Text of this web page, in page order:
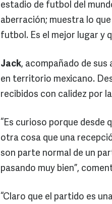
estadio de futbol del
aberración; muestra lo
futbol. Es el mejor lugar y
Jack, acompañado de
en territorio mexicano.
recibidos con calidez por
“Es curioso porque
otra cosa que una
son parte normal de un
pasando muy bien”,
“Claro que el partido es